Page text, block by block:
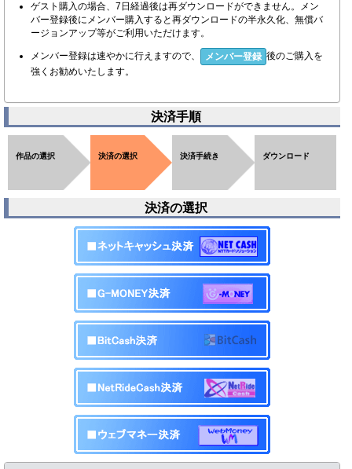
ゲスト購入の場合、7日経過後は再ダウンロードができません。メン
バー登録後にメンバー購入すると再ダウンロードの半永久化、無償バ
ージョンアップ等がご利用いただけます。
メンバー登録は速やかに行えますので、 メンバー登録 後のご購入を
強くお勧めいたします。
決済手順
作品の選択 決済の選択 決済手続き ダウンロード
決済の選択